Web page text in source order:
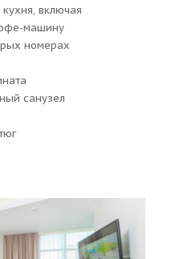
включая
машину
номерах
санузел